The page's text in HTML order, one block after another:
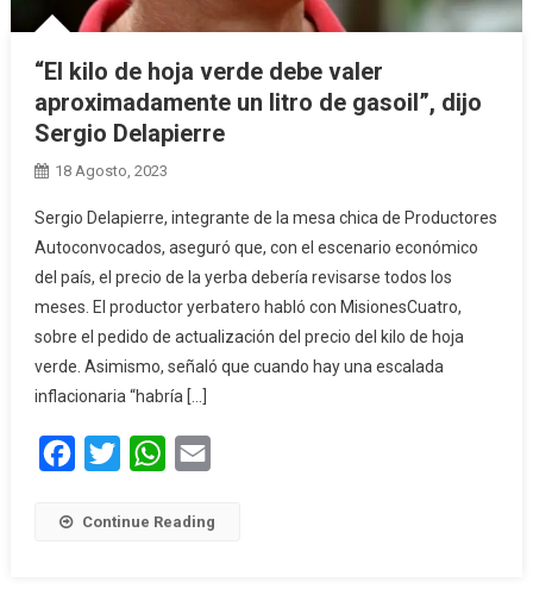
“El kilo de hoja verde debe valer
aproximadamente un litro de gasoil”, dijo
Sergio Delapierre
18 Agosto, 2023
Sergio Delapierre, integrante de la mesa chica de Productores
Autoconvocados, aseguró que, con el escenario económico
del país, el precio de la yerba debería revisarse todos los
meses. El productor yerbatero habló con MisionesCuatro,
sobre el pedido de actualización del precio del kilo de hoja
verde. Asimismo, señaló que cuando hay una escalada
inflacionaria “habría […]
Facebook
Twitter WhatsApp
Continue Reading